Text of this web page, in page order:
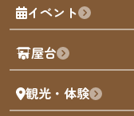
歴史・文化
観光カレンダー
観光PR動画
まち歩き
福岡グルメ
イベント
屋台
観光・体験